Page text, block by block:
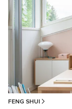
FENG SHUI